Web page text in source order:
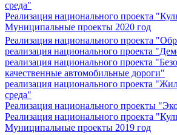
среда"
Реализация национального проекта
Муниципальные проекты 2020 год
Реализация национального проекта
реализация национального проекта
реализация национального проекта
качественные автомобильные дороги"
реализация национального проекта
среда"
Реализация национального проекты
Реализация национального проекта
Муниципальные проекты 2019 год